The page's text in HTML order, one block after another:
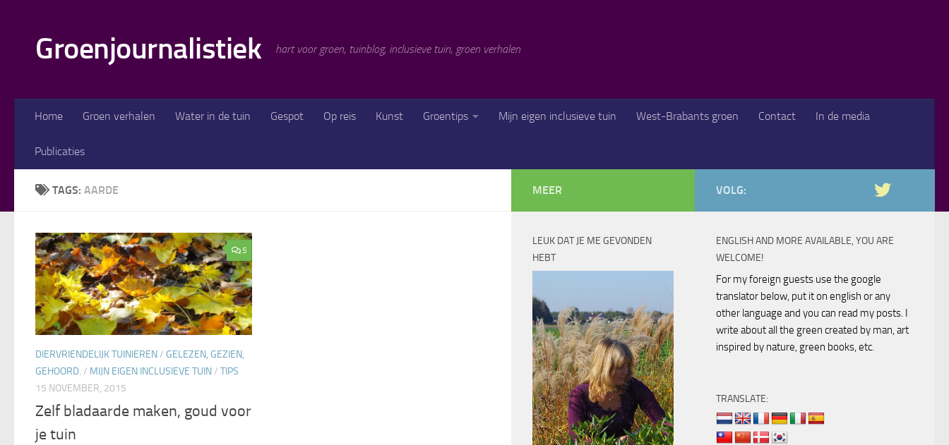
Groenjournalistiek hart voor groen, tuinblog, inclusieve tuin, groen verhalen
Home Groen verhalen Water in de tuin Gespot Op reis Kunst Groentips Mijn eigen inclusieve tuin West-Brabants groen Contact In de media
Publicaties
TAGS: AARDE
5
DIERVRIENDELIJK TUINIEREN/ GELEZEN, GEZIEN,
GEHOORD. / MIJN EIGEN INCLUSIEVE TUIN/ TIPS
15 NOVEMBER, 2015
Zelf bladaarde maken, goud voor
je tuin
VOLG:
ENGLISH AND MORE AVAILABLE, YOU ARE
WELCOME!
For my foreign guests use the google
translator below, put it on english or any
other language and you can read my posts. I
write about all the green created by man, art
inspired by nature, green books, etc.
TRANSLATE:
MEER
LEUK DAT JE ME GEVONDEN
HEBT